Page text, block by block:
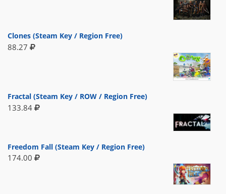
Clones (Steam Key / Region Free)
88.27
Fractal (Steam Key / ROW / Region Free)
133.84
Freedom Fall (Steam Key / Region Free)
174.00